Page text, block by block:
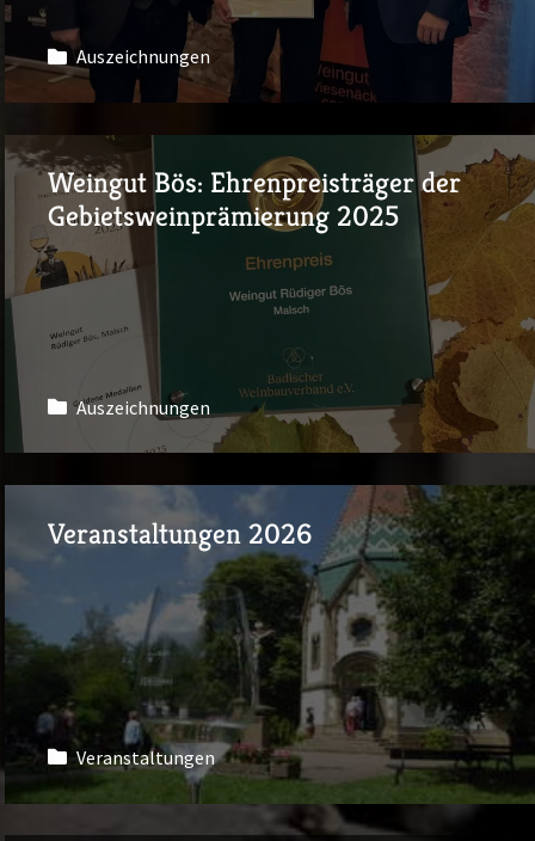
Auszeichnungen
Weingut Bös: Ehrenpreisträger der
Gebietsweinprämierung 2025
Auszeichnungen
Veranstaltungen 2026
Veranstaltungen